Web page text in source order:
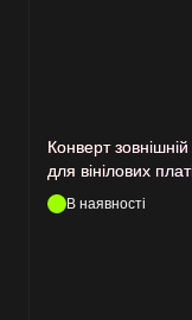
Конверт
для вінілових
В наявності